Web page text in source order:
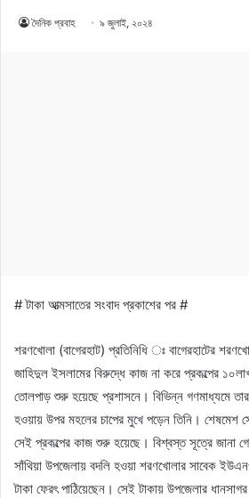
দৈনিক প্রবাহ ৯ জুলাই, ২০২৪
# টাকা আত্মসাতের সংবাদ প্রকাশের পর #
শরণখোলা (বাগেরহাট) প্রতিনিধি ঃ বাগেরহাটের
জাহিদুল ইসলামের বিরুদ্ধে কাজ না করে প্রকল্পের
তোলপাড় শুরু হয়েছে প্রশাসনে। বিভিন্ন গণমাধ্যমে
হওয়ায় উপর মহলের চাপের মুখে পড়েন তিনি।
সেই প্রকল্পের কাজ শুরু হয়েছে। বিশ্বস্ত সূত্রে জানা
সাঁথিয়া উপজেলায় বদলি হওয়া শরণখোলার সাবেক
টাকা ফেরৎ পাঠিয়েছেন। সেই টাকায় উপজেলার